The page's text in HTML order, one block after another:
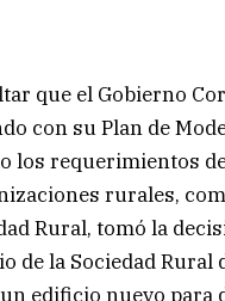
que el Gobierno
con su Plan de
los requerimientos
rurales,
Rural, tomó la
de la Sociedad Rural
edificio nuevo para